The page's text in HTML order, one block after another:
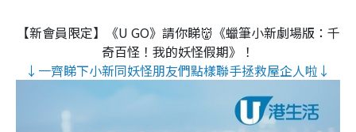
【新會員限定】《U GO》請你睇👹《蠟筆小新劇場版：千
奇百怪！我的妖怪假期》！
↓一齊睇下小新同妖怪朋友們點樣聯手拯救屋企人啦↓